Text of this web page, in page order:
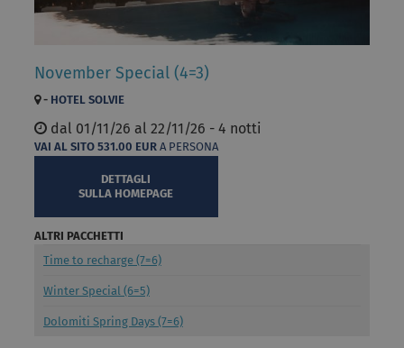
VAI AL SITO 531.00 EURA PERSONA
DETTAGLI
SULLA HOMEPAGE
November Special (4=3)
- HOTEL SOLVIE
dal 01/11/26 al 22/11/26 - 4 notti
ALTRI PACCHETTI
Time to recharge (7=6)
Winter Special (6=5)
Dolomiti Spring Days (7=6)